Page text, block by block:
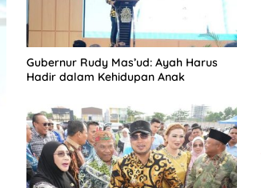
Gubernur Rudy Mas’ud: Ayah Harus
Hadir dalam Kehidupan Anak